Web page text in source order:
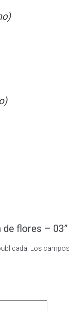
de flores – 03”
Los campos